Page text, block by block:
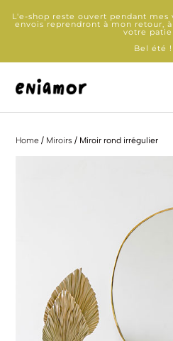
L'e-shop reste ouvert pendant mes
envois reprendront à mon retour,
votre
Bel été !
Home / Miroirs / Miroir rond irrégulier